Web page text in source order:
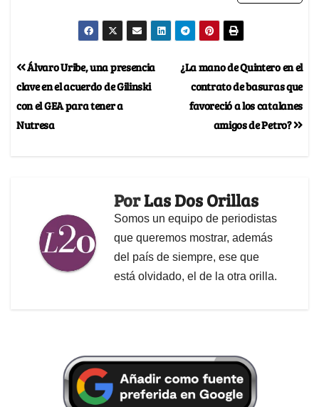
¿La mano de Quintero en el
contrato de basuras que
favoreció a los catalanes
amigos de Petro?
Álvaro Uribe, una presencia
clave en el acuerdo de Gilinski
con el GEA para tener a
Nutresa
PorLas Dos Orillas
Somos un equipo de periodistas
que queremos mostrar, además
del país de siempre, ese que
está olvidado, el de la otra orilla.